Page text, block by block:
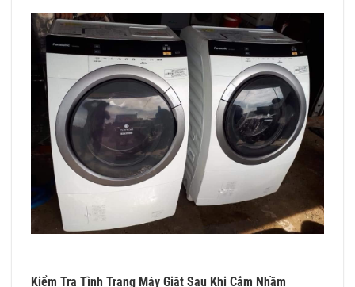
Kiểm Tra Tình Trạng Máy Giặt Sau Khi Cắm Nhầm